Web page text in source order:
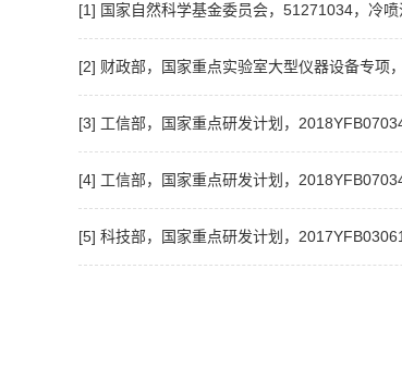
[1] 国家自然科学基金委员会，51271034，冷
[2] 财政部，国家重点实验室大型仪器设备专项
[3] 工信部，国家重点研发计划，
[4] 工信部，国家重点研发计划，
[5] 科技部，国家重点研发计划，